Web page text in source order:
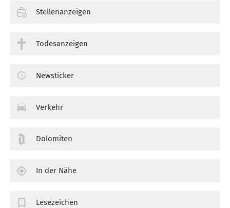
Stellenanzeigen
Todesanzeigen
Newsticker
Verkehr
Dolomiten
In der Nähe
Lesezeichen